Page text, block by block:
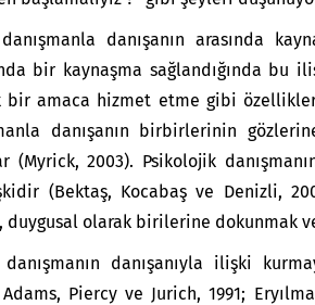
danışanın arasında
bir kaynaşma sağlandığında bu
amaca hizmet etme gibi
danışanın birbirlerinin
(Myrick, 2003). Psikolojik
(Bektaş, Kocabaş ve Denizli,
olarak birilerine dokunmak
danışanıyla ilişki
Adams, Piercy ve Jurich, 1991;